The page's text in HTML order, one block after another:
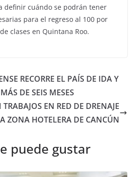
definir cuándo se podrán tener
para el regreso al 100 por
clases en Quintana Roo.
RECORRE EL PAÍS DE IDA Y
DE SEIS MESES
EN RED DE DRENAJE
ZONA HOTELERA DE CANCÚN
puede gustar